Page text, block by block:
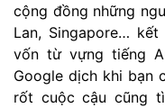
cộng đồng những
Lan, Singapore…
vốn từ vựng tiếng
Google dịch khi bạn
rốt cuộc cậu cũng